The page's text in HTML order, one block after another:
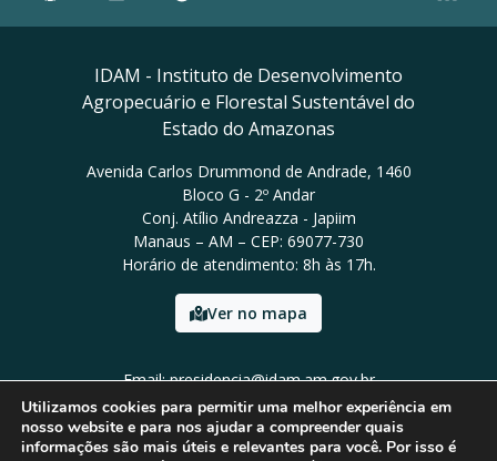
IDAM - Instituto de Desenvolvimento
Agropecuário e Florestal Sustentável do
Estado do Amazonas
Avenida Carlos Drummond de Andrade, 1460
Bloco G - 2º Andar
Conj. Atílio Andreazza - Japiim
Manaus – AM – CEP: 69077-730
Horário de atendimento: 8h às 17h.
Ver no mapa
Email: presidencia@idam.am.gov.br
Tel: (92) 98452-9911
Utilizamos cookies para permitir uma melhor experiência em
nosso website e para nos ajudar a compreender quais
informações são mais úteis e relevantes para você. Por isso é